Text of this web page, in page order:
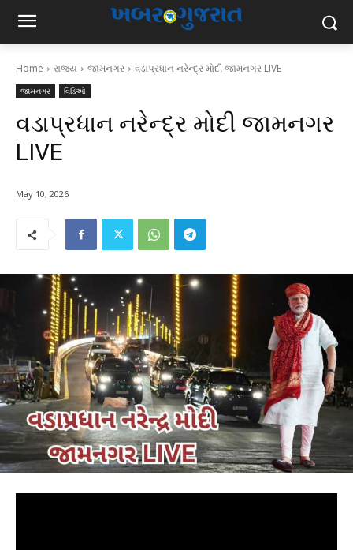
Home રાજ્ય જામનગર વડાપ્રધાન નરેન્દ્ર મોદી જામનગર LIVE
જામનગર વિડિઓ
વડાપ્રધાન નરેન્દ્ર મોદી જામનગર
LIVE
May 10, 2026